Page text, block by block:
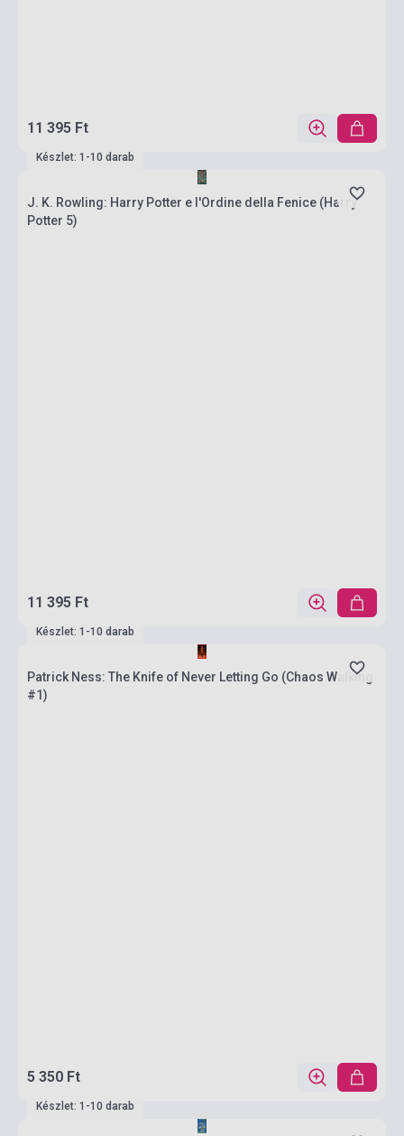
11 395 Ft
Készlet: 1-10 darab
J. K. Rowling: Harry Potter e l'Ordine della Fenice (Harry
Potter 5)
11 395 Ft
Készlet: 1-10 darab
Patrick Ness: The Knife of Never Letting Go (Chaos Walking
#1)
5 350 Ft
Készlet: 1-10 darab